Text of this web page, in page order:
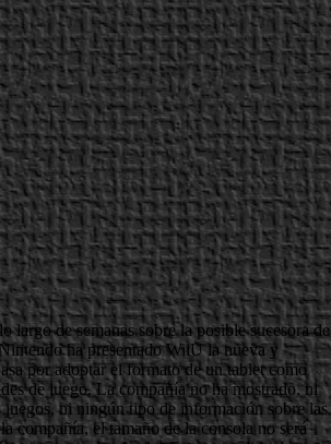
de semanas sobre la posible sucesora de
ha presentado WiiU la nueva y
por adoptar el formato de un tablet como
de juego. La compañía no ha mostrado, ni
ni ningún tipo de información sobre las
compañía, el tamaño de la consola no será